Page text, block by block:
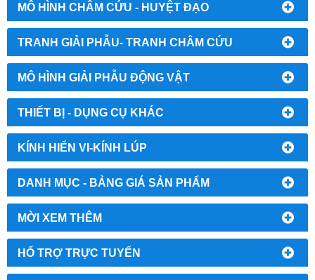
MÔ HÌNH CHÂM CỨU - HUYỆT ĐẠO
TRANH GIẢI PHẪU- TRANH CHÂM CỨU
MÔ HÌNH GIẢI PHẪU ĐỘNG VẬT
THIẾT BỊ - DỤNG CỤ KHÁC
KÍNH HIỂN VI-KÍNH LÚP
DANH MỤC - BẢNG GIÁ SẢN PHẨM
MỜI XEM THÊM
HỔ TRỢ TRỰC TUYẾN